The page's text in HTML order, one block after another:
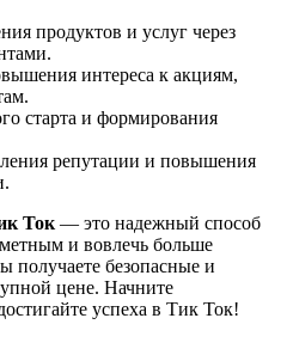
продуктов и услуг через
интереса к акциям,
старта и формирования
репутации и повышения
Ток — это надежный способ
и вовлечь больше
получаете безопасные и
цене. Начните
успеха в Тик Ток!